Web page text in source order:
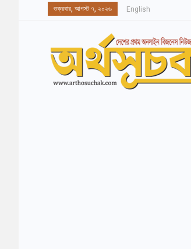
শুক্রবার, আগস্ট ৭, ২০২৬ English